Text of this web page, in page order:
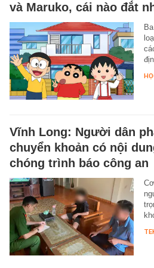
và Maruko, cái nào đắt
Vĩnh Long: Người dân
chuyển khoản có nội
chóng trình báo công an